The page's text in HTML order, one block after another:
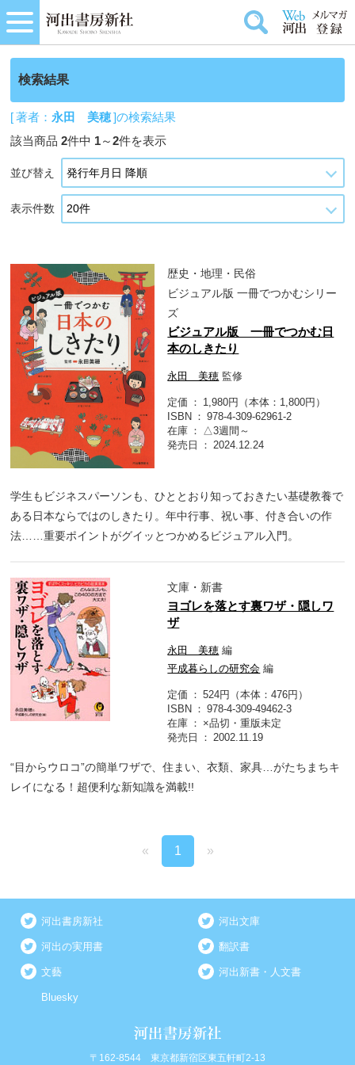
検索結果
[ 著者： 永田 美穂]の検索結果
該当商品2件中 1～2件を表示
並び替え
表示件数
歴史・地理・民俗
ビジュアル版 一冊でつかむシリー
ズ
ビジュアル版 一冊でつかむ日
本のしきたり
永田 美穂 監修
定価
1,980円（本体：1,800円）
ISBN
978-4-309-62961-2
在庫
△3週間～
発売日
2024.12.24
学生もビジネスパーソンも、ひととおり知っておきたい基礎教養で
ある日本ならではのしきたり。年中行事、祝い事、付き合いの作
法……重要ポイントがグイッとつかめるビジュアル入門。
文庫・新書
ヨゴレを落とす裏ワザ・隠しワ
ザ
永田 美穂 編
平成暮らしの研究会 編
定価
524円（本体：476円）
ISBN
978-4-309-49462-3
在庫
×品切・重版未定
発売日
2002.11.19
“目からウロコ”の簡単ワザで、住まい、衣類、家具…がたちまちキ
レイになる！超便利な新知識を満載!!
« 1 »
河出書房新社 河出文庫
河出の実用書 翻訳書
文藝 河出新書・人文書
Bluesky
〒162-8544 東京都新宿区東五軒町2-13